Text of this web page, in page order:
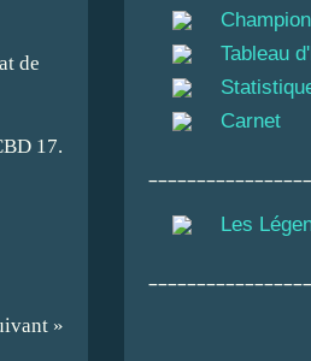
de
17.
»
Tableau
Carnet
Les